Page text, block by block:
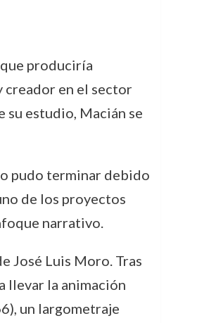
produciría
creador en el sector
su estudio, Macián se
pudo terminar debido
de los proyectos
narrativo.
José Luis Moro. Tras
llevar la animación
un largometraje